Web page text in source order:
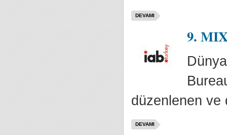
DEVAMI
9.
düzenlenen ve
DEVAMI